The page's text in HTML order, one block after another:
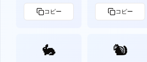
コピー コピー
🐇 🐿️